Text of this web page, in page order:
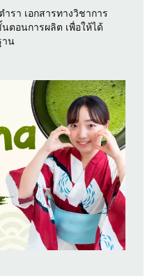
รา เอกสารทางวิชาการ
ตอนการผลิต เพื่อให้ได้
าน